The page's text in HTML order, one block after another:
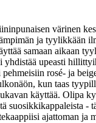
värinen
ja tyylikkään
samaan aikaan
yhdistää upeasti
pehmeisiin rosé- ja
kun taas
käyttää. Olipa
suosikkikappaleista -
ajattoman ja